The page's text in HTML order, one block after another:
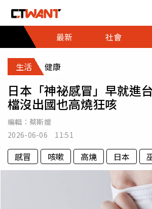
最新
社會
生活 健康
日本「神祕感冒」早就
檔沒出國也高燒狂咳
編輯： 蔡斯媛
2026-06-06 11:51
感冒 咳嗽 高燒 日本